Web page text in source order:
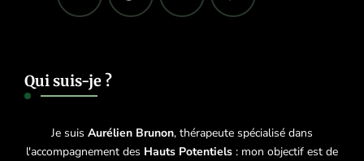
Qui suis-je ?
Je suis Aurélien Brunon, thérapeute spécialisé dans
l'accompagnement des Hauts Potentiels : mon objectif est de